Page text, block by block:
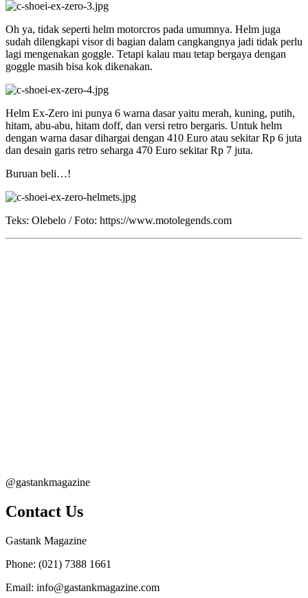
Oh ya, tidak seperti helm motorcros pada umumnya. Helm juga
sudah dilengkapi visor di bagian dalam cangkangnya jadi tidak perlu
lagi mengenakan goggle. Tetapi kalau mau tetap bergaya dengan
goggle masih bisa kok dikenakan.
Helm Ex-Zero ini punya 6 warna dasar yaitu merah, kuning, putih,
hitam, abu-abu, hitam doff, dan versi retro bergaris. Untuk helm
dengan warna dasar dihargai dengan 410 Euro atau sekitar Rp 6 juta
dan desain garis retro seharga 470 Euro sekitar Rp 7 juta.
Buruan beli…!
Teks: Olebelo / Foto: https://www.motolegends.com
@gastankmagazine
Contact Us
Gastank Magazine
Phone: (021) 7388 1661
Email: info@gastankmagazine.com